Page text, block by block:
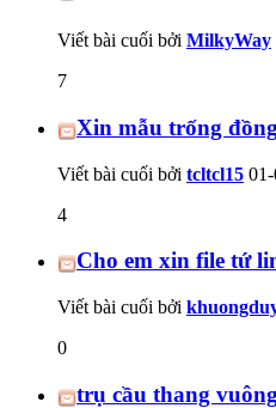
Viết bài cuối bởi MilkyWay
7
Xin mẫu trống
Viết bài cuối bởi tcltcl15
4
Cho em xin file tứ
Viết bài cuối bởi
0
trụ cầu thang